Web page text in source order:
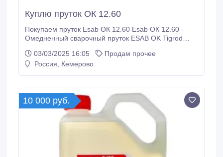
Куплю пруток ОК 12.60
Покупаем пруток Esab ОК 12.60 Esab ОК 12.60 -
Омедненный сварочный пруток ESAB OK Tigrod
изделий из конструкционных нелегированных и
низколегированных сталей с пределом текучести до
03/03/2025 16:05
Продам прочее
Россия, Кемерово
10 000 руб.